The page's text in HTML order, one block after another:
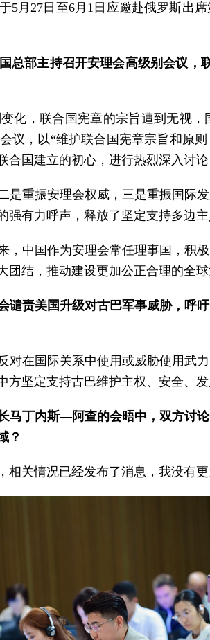
月27日至6月1日应邀赴俄罗斯出
总部主持召开安理会高级别会议
化，联合国宪章的宗旨遭到无视
议，以“维护联合国宪章宗旨和原
国建立的初心，进行热烈深入讨论
是重振安理会权威，三是重振国际
有力呼声，释放了坚定支持多边
，中国作为安理会常任理事国，积
结，推动建设更加公正合理的全
谴责美国升级对古巴军事威胁，呼
在国际关系中使用或威胁使用武
坚定支持古巴维护主权、安全、发
马丁内斯—阿查的会晤中，双方讨
？
关情况已经发布了消息，我没有更